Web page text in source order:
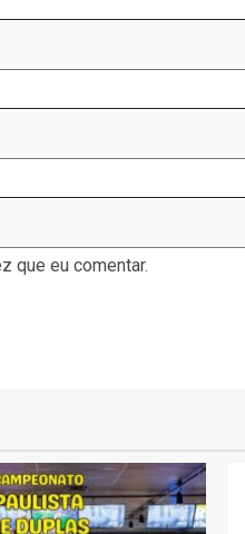
que eu comentar.